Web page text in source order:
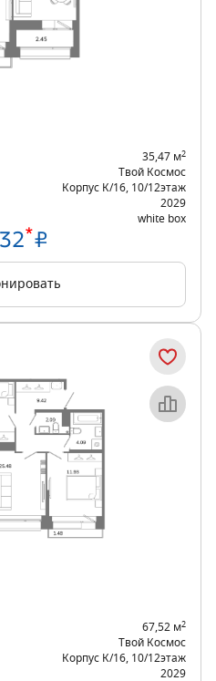
35,47 м2
Твой Космос
Корпус К/16 10/12этаж
2029
white box
*₽
Объект месяца
67,52 м2
Твой Космос
Корпус К/16 10/12этаж
2029